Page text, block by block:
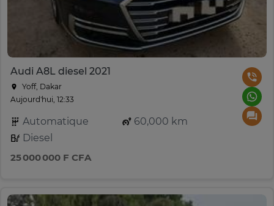
Audi A8L diesel 2021
Yoff, Dakar
Aujourd'hui, 12:33
Automatique
60,000 km
Diesel
25 000 000 F CFA